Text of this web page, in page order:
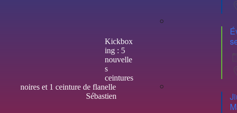
Kickbox
ing : 5
nouvelle
s
ceintures
noires et 1 ceinture de flanelle
Sébastien